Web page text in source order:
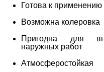
Готова к применению
Возможна колеровка
Пригодна для
наружных работ
Атмосферостойкая